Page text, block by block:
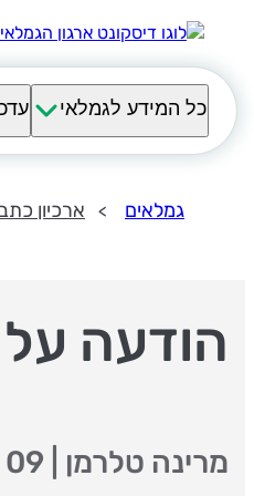
כל המידע לגמלאי
גמלאים ארכיון
הודעה על
מרינה טלרמן